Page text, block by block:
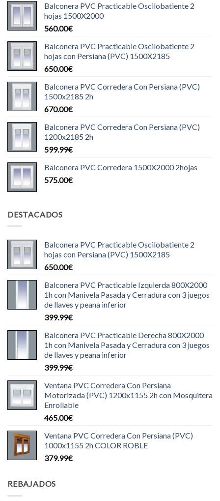
Balconera PVC Practicable Oscilobatiente 2
hojas 1500X2000
560.00€
Balconera PVC Practicable Oscilobatiente 2
hojas con Persiana (PVC) 1500X2185
650.00€
Balconera PVC Corredera Con Persiana (PVC)
1500x2185 2h
670.00€
Balconera PVC Corredera Con Persiana (PVC)
1200x2185 2h
599.99€
Balconera PVC Corredera 1500X2000 2hojas
575.00€
DESTACADOS
Balconera PVC Practicable Oscilobatiente 2
hojas con Persiana (PVC) 1500X2185
650.00€
Balconera PVC Practicable Izquierda 800X2000
1h con Manivela Pasada y Cerradura con 3 juegos
de llaves y peana inferior
399.99€
Balconera PVC Practicable Derecha 800X2000
1h con Manivela Pasada y Cerradura con 3 juegos
de llaves y peana inferior
399.99€
Ventana PVC Corredera Con Persiana
Motorizada (PVC) 1200x1155 2h con Mosquitera
Enrollable
465.00€
Ventana PVC Corredera Con Persiana (PVC)
1000x1155 2h COLOR ROBLE
379.99€
REBAJADOS